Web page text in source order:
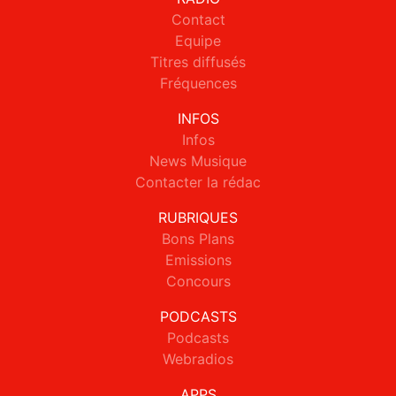
Contact
Equipe
Titres diffusés
Fréquences
INFOS
Infos
News Musique
Contacter la rédac
RUBRIQUES
Bons Plans
Emissions
Concours
PODCASTS
Podcasts
Webradios